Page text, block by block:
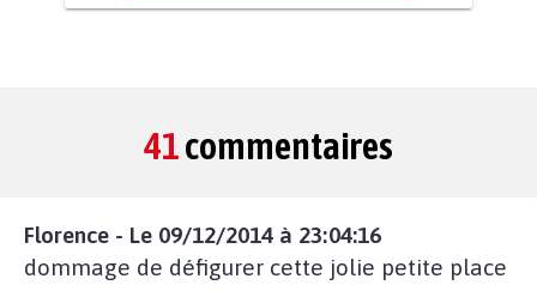
41commentaires
Florence - Le 09/12/2014 à 23:04:16
dommage de défigurer cette jolie petite place